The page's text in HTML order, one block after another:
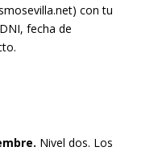
con tu
fecha de
Nivel dos. Los